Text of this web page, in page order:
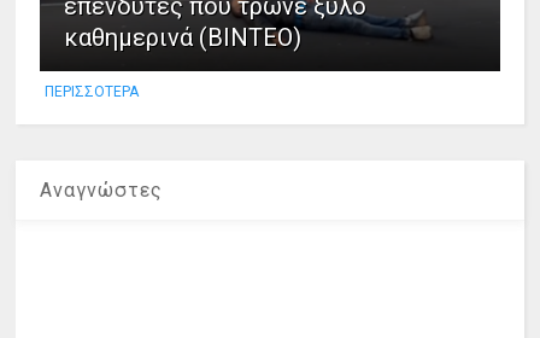
καθημερινά (ΒΙΝΤΕΟ)
ΠΕΡΙΣΣΟΤΕΡΑ
Αναγνώστες